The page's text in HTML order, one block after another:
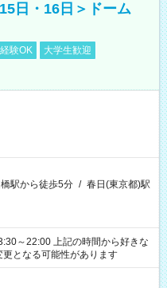
日・16日＞ドーム
験OK
大学生歓迎
駅から徒歩5分 / 春日(東京都)駅
時間から好きな
となる可能性があります